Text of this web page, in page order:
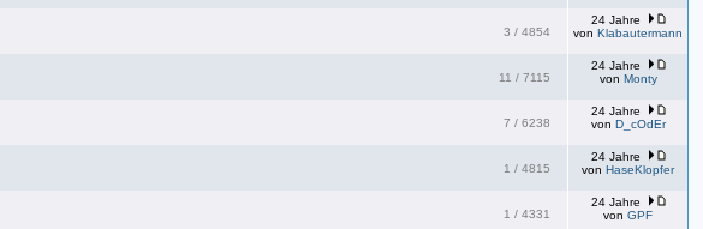
3 / 4854
24 Jahre
von Klabautermann
11 / 7115
24 Jahre
von Monty
7 / 6238
24 Jahre
von D_cOdEr
1 / 4815
24 Jahre
von HaseKlopfer
1 / 4331
24 Jahre
von GPF